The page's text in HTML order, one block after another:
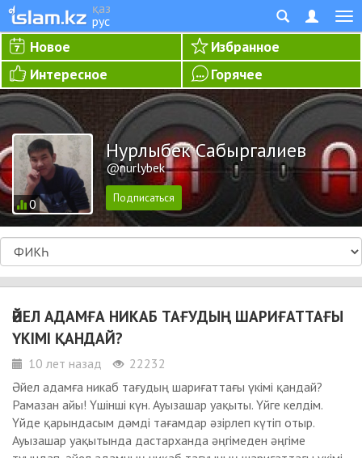
қаз
рус
Новое
Избранное
Интересное
Горячее
0
Нурлыбек Сабыргалиев
@nurlybek
ӘЙЕЛ АДАМҒА НИКАБ ТАҒУДЫҢ ШАРИҒАТТАҒЫ
ҮКІМІ ҚАНДАЙ?
10 лет назад
22232
Әйел адамға никаб тағудың шариғаттағы үкімі қандай?
Рамазан айы! Үшінші күн. Ауызашар уақыты. Үйге келдім.
Үйде қарындасым дәмді тағамдар әзірлеп күтіп отыр.
Ауызашар уақытында дастарханда әңгімеден әңгіме